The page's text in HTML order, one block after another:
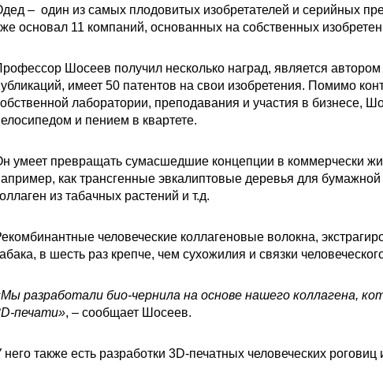
– один из самых плодовитых изобретателей и серийных
основал 11 компаний, основанных на собственных
Шосеев получил несколько наград, является
имеет 50 патентов на свои изобретения. Помимо
лаборатории, преподавания и участия в бизнесе,
и пением в квартете.
умеет превращать сумасшедшие концепции в коммерчески
как трансгенные эвкалиптовые деревья для
из табачных растений и т.д.
человеческие коллагеновые волокна,
в шесть раз крепче, чем сухожилия и связки
разработали био-чернила на основе нашего коллагена,
печати», – сообщает Шосеев.
него также есть разработки 3D-печатных человеческих роговиц